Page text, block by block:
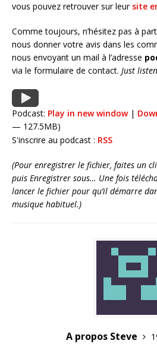
vous pouvez retrouver sur leur site
Comme toujours, n’hésitez pas à
nous donner votre avis dans les
nous envoyant un mail à l’adresse
via le formulaire de contact. Just
Podcast: Play in new window|
— 127.5MB)
S'inscrire au podcast : RSS
(Pour enregistrer le fichier, faites un
puis Enregistrer sous… Une fois
lancer le fichier pour qu’il démarre
musique habituel.)
A propos Steve